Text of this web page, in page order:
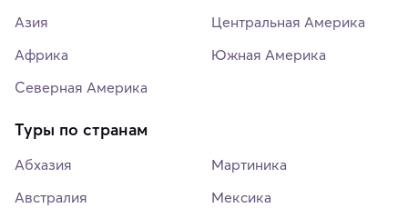
Азия
Африка
Северная Америка
Центральная Америка
Южная Америка
Туры по странам
Абхазия
Австралия
Мартиника
Мексика